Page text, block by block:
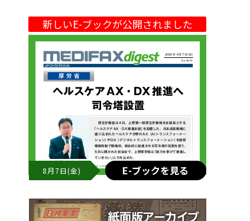
新しいE-ブックが公開されました
8月7日(金) E-ブックを見る